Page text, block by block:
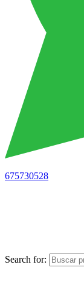
675730528
Search for: